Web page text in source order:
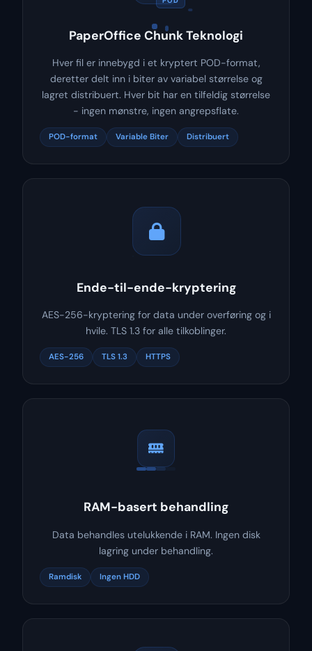
PaperOffice Chunk Teknologi
Hver fil er innebygd i et kryptert POD-format,
deretter delt inn i biter av variabel størrelse og
lagret distribuert. Hver bit har en tilfeldig størrelse
- ingen mønstre, ingen angrepsflate.
POD-format Variable Biter Distribuert
Ende-til-ende-kryptering
AES-256-kryptering for data under overføring og i
hvile. TLS 1.3 for alle tilkoblinger.
AES-256 TLS 1.3 HTTPS
RAM-basert behandling
Data behandles utelukkende i RAM. Ingen disk
lagring under behandling.
Ramdisk Ingen HDD